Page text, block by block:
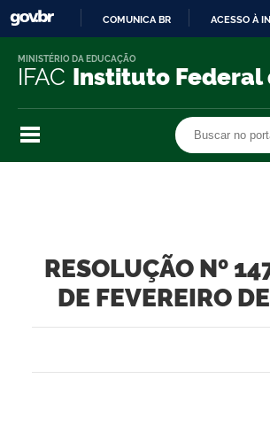
O
COMUNICA BR ACESSO À
IFAC Instituto Federal
MINISTÉRIO DA EDUCAÇÃO
RESOLUÇÃO Nº
DE FEVEREIRO